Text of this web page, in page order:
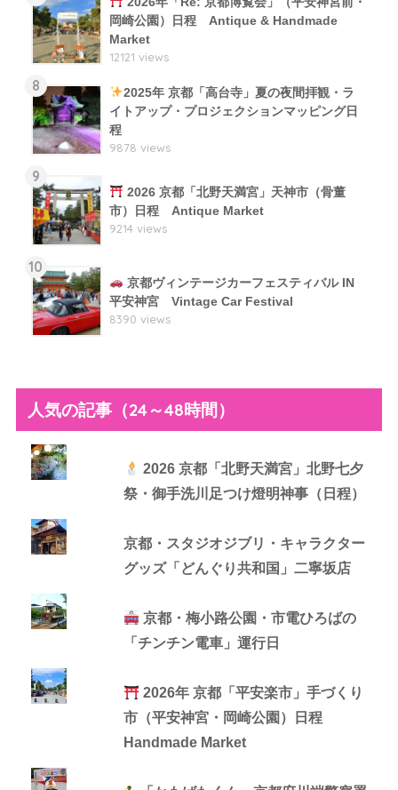
岡崎公園）日程 Antique & Handmade
Market
12121 views
8
2025年 京都「高台寺」夏の夜間拝観・ラ
イトアップ・プロジェクションマッピング日
程
9878 views
9
2026 京都「北野天満宮」天神市（骨董
市）日程 Antique Market
9214 views
10
京都ヴィンテージカーフェスティバル IN
平安神宮 Vintage Car Festival
8390 views
人気の記事（24～48時間）
2026 京都「北野天満宮」北野七夕
祭・御手洗川足つけ燈明神事（日程）
京都・スタジオジブリ・キャラクター
グッズ「どんぐり共和国」二寧坂店
京都・梅小路公園・市電ひろばの
「チンチン電車」運行日
2026年 京都「平安楽市」手づくり
市（平安神宮・岡崎公園）日程
Handmade Market